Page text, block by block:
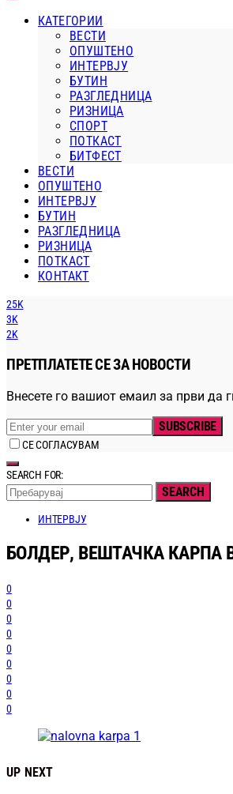
КАТЕГОРИИ
ВЕСТИ
ОПУШТЕНО
ИНТЕРВЈУ
БУТИН
РАЗГЛЕДНИЦА
РИЗНИЦА
СПОРТ
ПОТКАСТ
БИТФЕСТ
ВЕСТИ
ОПУШТЕНО
ИНТЕРВЈУ
БУТИН
РАЗГЛЕДНИЦА
РИЗНИЦА
ПОТКАСТ
КОНТАКТ
25K
3K
2K
ПРЕТПЛАТЕТЕ СЕ ЗА НОВОСТИ
Внесете го вашиот емаил за први да
SUBSCRIBE
СЕ СОГЛАСУВАМ
SEARCH FOR:
SEARCH
ИНТЕРВЈУ
БОЛДЕР, ВЕШТАЧКА КАРПА
0
0
0
0
0
0
0
0
0
UP NEXT